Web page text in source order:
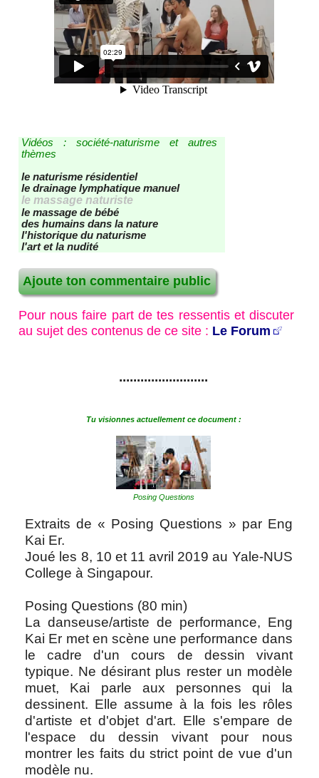
liens RSS - ATOM - PODCAST
les nouveaux articles
les nouvelles vidéos
contact - site - forum
Vidéos : société-naturisme et autres
thèmes
le naturisme résidentiel
le drainage lymphatique manuel
le massage naturiste
le massage de bébé
des humains dans la nature
l'historique du naturisme
l'art et la nudité
Ajoute ton commentaire public
Pour nous faire part de tes ressentis et discuter
au sujet des contenus de ce site : Le Forum
.........................
Tu visionnes actuellement ce document :
Posing Questions
Extraits de « Posing Questions » par Eng
Kai Er.
Joué les 8, 10 et 11 avril 2019 au Yale-NUS
College à Singapour.
Posing Questions (80 min)
La danseuse/artiste de performance, Eng
Kai Er met en scène une performance dans
le cadre d'un cours de dessin vivant
typique. Ne désirant plus rester un modèle
muet, Kai parle aux personnes qui la
dessinent. Elle assume à la fois les rôles
d'artiste et d'objet d'art. Elle s'empare de
l'espace du dessin vivant pour nous
montrer les faits du strict point de vue d'un
modèle nu.